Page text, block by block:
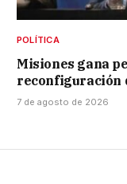
POLÍTICA
Misiones gana
reconfiguración
7 de agosto de 2026